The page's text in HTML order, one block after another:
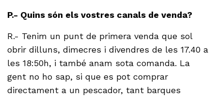
P.- Quins són els vostres canals de venda?
R.- Tenim un punt de primera venda que sol
obrir dilluns, dimecres i divendres de les 17.40 a
les 18:50h, i també anam sota comanda. La
gent no ho sap, si que es pot comprar
directament a un pescador, tant barques